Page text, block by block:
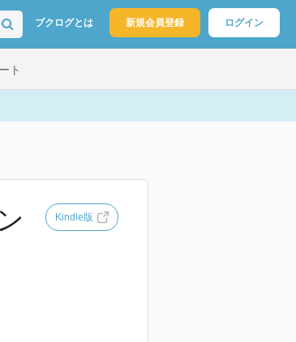
ブクログとは 新規会員登録 ログイン
ト
Kindle版